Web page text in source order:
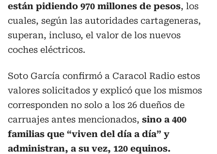
están pidiendo 970 millones de pesos, los
cuales, según las autoridades cartageneras,
superan, incluso, el valor de los nuevos
coches eléctricos.
Soto García confirmó a Caracol Radio estos
valores solicitados y explicó que los mismos
corresponden no solo a los 26 dueños de
carruajes antes mencionados, sino a 400
familias que “viven del día a día” y
administran, a su vez, 120 equinos.